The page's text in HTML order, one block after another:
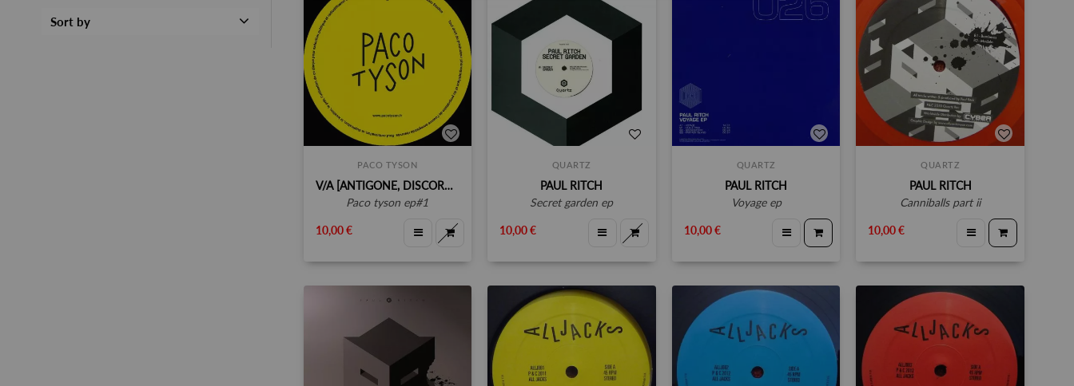
Sort by
PACO TYSON
V/A [ANTIGONE, DISCORD, PAUL RITCH]
paco tyson ep#1
10,00 €
QUARTZ
PAUL RITCH
secret garden ep
10,00 €
QUARTZ
PAUL RITCH
voyage ep
10,00 €
QUARTZ
PAUL RITCH
canniballs part ii
10,00 €